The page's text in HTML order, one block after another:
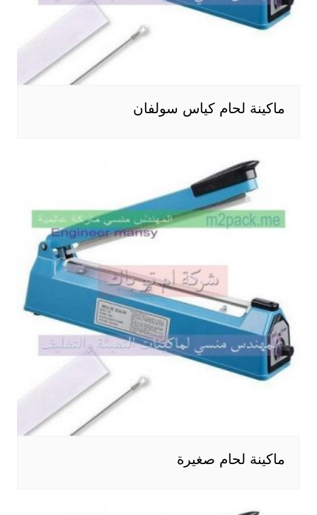
ماكينة لحام كياس سولفان
ماكينة لحام صغيرة